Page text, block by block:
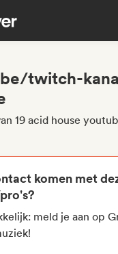
twitch-
19 acid house
komen met
meld je aan op